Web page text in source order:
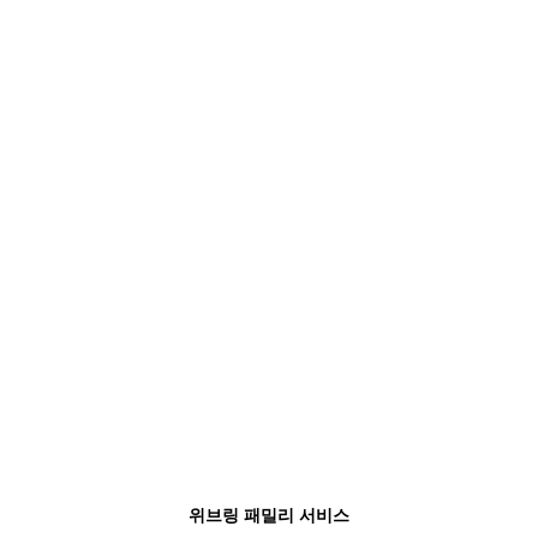
위브링 패밀리 서비스